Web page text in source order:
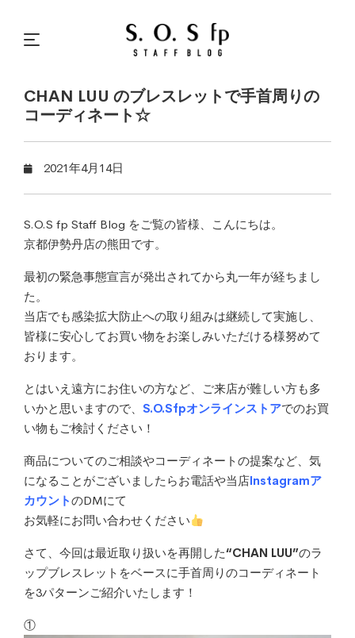
CHAN LUU のブレスレットで手首周りの
コーディネート☆
2021年4月14日
S.O.S fp Staff Blog をご覧の皆様、こんにちは。
京都伊勢丹店の熊田です。
最初の緊急事態宣言が発出されてから丸一年が経ちまし
た。
当店でも感染拡大防止への取り組みは継続して実施し、
皆様に安心してお買い物をお楽しみいただける様努めて
おります。
とはいえ遠方にお住いの方など、ご来店が難しい方も多
いかと思いますので、 S.O.Sfpオンラインストアでのお買
い物もご検討ください！
商品についてのご相談やコーディネートの提案など、気
になることがございましたらお電話や当店Instagramア
カウントのDMにて
お気軽にお問い合わせください
さて、今回は最近取り扱いを再開した“CHAN LUU”のラ
ップブレスレットをベースに手首周りのコーディネート
を3パターンご紹介いたします！
①